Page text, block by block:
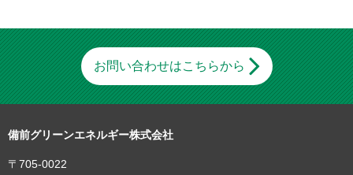
お問い合わせはこちらから
備前グリーンエネルギー株式会社
〒705-0022